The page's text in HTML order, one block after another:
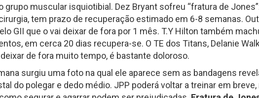
2015
2014
Boletim Médico
Perfil
HEAD
COACH
–
pt.3
Perfil
HEAD
COACH
2026
–
pt.2
Fantasy Football 2015
Fantasy Football 2014
Fantasy Football 2013
Seleção Fantasy Fotball
Fantasy
Football
2026
Panorama
Fantasy
Football
muscular isquiotibial. Dez Bryant sofreu “fratura de
tem prazo de recuperação estimado em 6-8 semanas.
GII que o vai deixar de fora por 1 mês. T.Y Hilton também
em cerca 20 dias recupera-se. O TE dos Titans, Delanie
de fora muito tempo, é bastante doloroso.
surgiu uma foto na qual ele aparece sem as bandagens
do polegar e dedo médio. JPP poderá voltar a treinar em